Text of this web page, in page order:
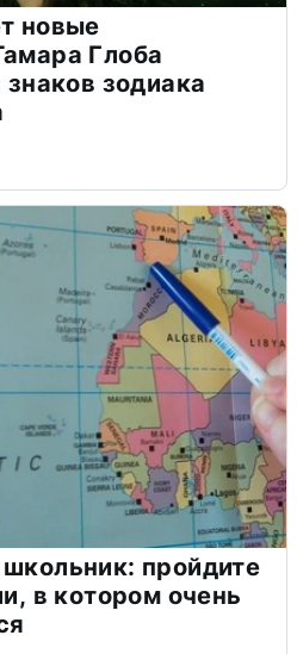
новые
Глоба
зодиака
пройдите
в котором очень